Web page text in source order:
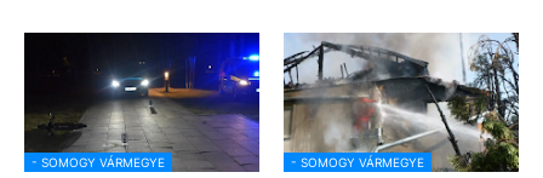
- SOMOGY VÁRMEGYE - SOMOGY VÁRMEGYE